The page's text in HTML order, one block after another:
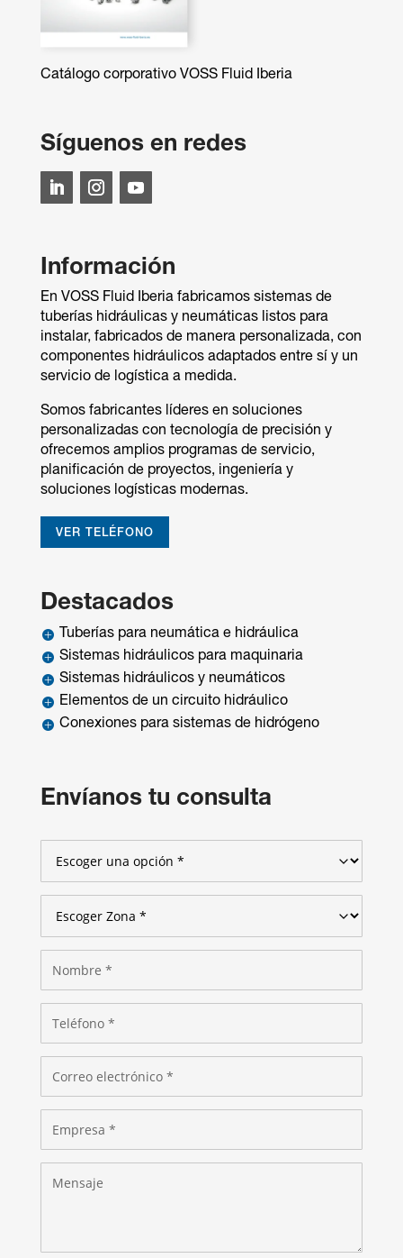
Catálogo corporativo VOSS Fluid Iberia
Síguenos en redes
Información
En VOSS Fluid Iberia fabricamos sistemas de
tuberías hidráulicas y neumáticas listos para
instalar, fabricados de manera personalizada, con
componentes hidráulicos adaptados entre sí y un
servicio de logística a medida.
Somos fabricantes líderes en soluciones
personalizadas con tecnología de precisión y
ofrecemos amplios programas de servicio,
planificación de proyectos, ingeniería y
soluciones logísticas modernas.
VER TELÉFONO
Destacados

Tuberías para neumática e hidráulica
 Sistemas hidráulicos para maquinaria
 Sistemas hidráulicos y neumáticos
 Elementos de un circuito hidráulico
 Conexiones para sistemas de hidrógeno
Envíanos tu consulta